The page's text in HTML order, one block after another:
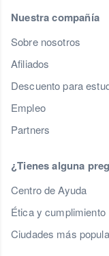
Nuestra compañía
Sobre nosotros
Afiliados
Descuento para
Empleo
Partners
¿Tienes alguna
Centro de Ayuda
Ética y cumplimiento
Ciudades más